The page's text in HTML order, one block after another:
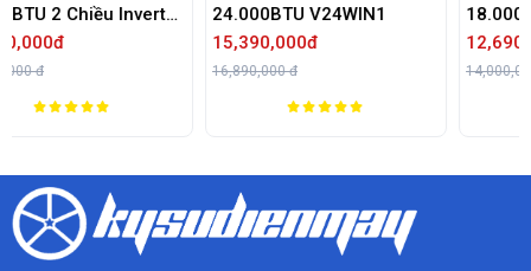
24.000BTU V24WIN1
15,390,000đ
16,890,000 đ
18.000BTU V18WIN1
12,690,000đ
14,000,000 đ